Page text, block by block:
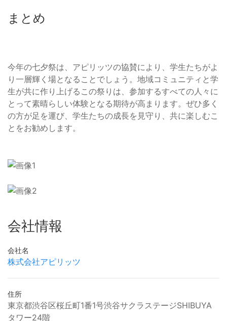
まとめ
今年の七夕祭は、アピリッツの協賛により、学生たちがよ
り一層輝く場となることでしょう。地域コミュニティと学
生が共に作り上げるこの祭りは、参加するすべての人々に
とって素晴らしい体験となる期待が高まります。ぜひ多く
の方が足を運び、学生たちの成長を見守り、共に楽しむこ
とをお勧めします。
会社情報
会社名
株式会社アピリッツ
住所
東京都渋谷区桜丘町1番1号渋谷サクラステージSHIBUYA
タワー24階